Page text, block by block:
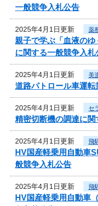
一般競争入札公告
2025年4月1日更新 薬
親子で学ぶ「血液の
に関する一般競争入札
2025年4月1日更新 美
道路パトロール車運
2025年4月1日更新 セ
精密切断機の調達に
2025年4月1日更新 飛
HV国産軽乗用自動車
般競争入札公告
2025年4月1日更新 飛
HV国産軽乗用自動車